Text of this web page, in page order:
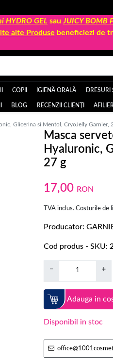
HYDRO GEL sau JUICY BOMB
alte Produse beneficiezi de
COPII IGIENĂ ORALĂ
BLOG RECENZII CLIENȚI
Glicerina si Mentol, CryoJelly Garnier,
Masca
Hyaluronic,
27 g
17,00 RON
TVA inclus. Costurile de
Producator
Cod produs - SKU
− +
Adauga in
Disponibil in stoc